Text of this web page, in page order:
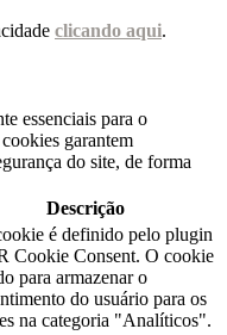
clicando aqui.
essenciais para o
garantem
do site, de forma
Descrição
é definido pelo plugin
Cookie Consent. O cookie
para armazenar o
do usuário para os
na categoria "Analíticos".